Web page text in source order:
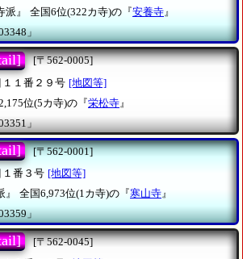
』
全国6位(322カ寺)の『安養寺』
」
[〒562-0005]
１番２９号 [地図等]
位(5カ寺)の『栄松寺 』
」
[〒562-0001]
番３号 [地図等]
全国6,973位(1カ寺)の『寒山寺』
」
[〒562-0045]